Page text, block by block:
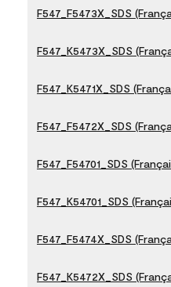
F547_F5473X_SDS
F547_K5473X_SDS
F547_K5471X_SDS
F547_F5472X_SDS
F547_F54701_SDS
F547_K54701_SDS
F547_F5474X_SDS
F547_K5472X_SDS